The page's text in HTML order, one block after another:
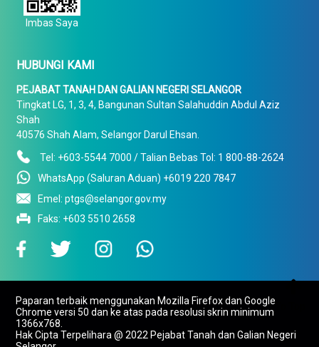
Imbas Saya
HUBUNGI KAMI
PEJABAT TANAH DAN GALIAN NEGERI SELANGOR
Tingkat LG, 1, 3, 4, Bangunan Sultan Salahuddin Abdul Aziz
Shah
40576 Shah Alam, Selangor Darul Ehsan.
Tel: +603-5544 7000 / Talian Bebas Tol: 1 800-88-2624
WhatsApp (Saluran Aduan) +6019 220 7847
Emel: ptgs@selangor.gov.my
Faks: +603 5510 2658

To Top
Paparan terbaik menggunakan Mozilla Firefox dan Google
Chrome versi 50 dan ke atas pada resolusi skrin minimum
1366x768.
Hak Cipta Terpelihara @ 2022 Pejabat Tanah dan Galian Negeri